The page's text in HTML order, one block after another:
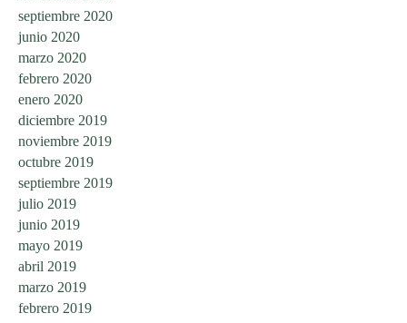
septiembre 2020
junio 2020
marzo 2020
febrero 2020
enero 2020
diciembre 2019
noviembre 2019
octubre 2019
septiembre 2019
julio 2019
junio 2019
mayo 2019
abril 2019
marzo 2019
febrero 2019